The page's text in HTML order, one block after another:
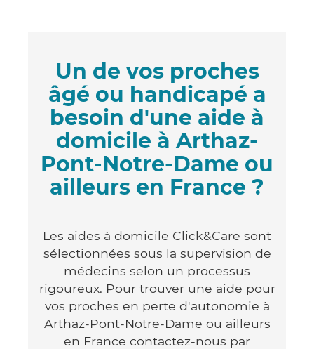
Un de vos proches
âgé ou handicapé a
besoin d'une aide à
domicile à Arthaz-
Pont-Notre-Dame ou
ailleurs en France ?
Les aides à domicile Click&Care sont
sélectionnées sous la supervision de
médecins selon un processus
rigoureux. Pour trouver une aide pour
vos proches en perte d'autonomie à
Arthaz-Pont-Notre-Dame ou ailleurs
en France contactez-nous par